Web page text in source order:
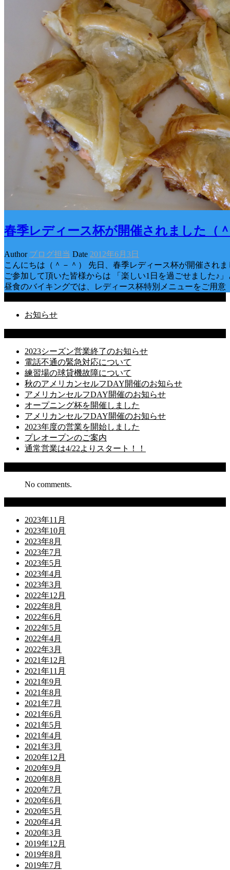
春季レディース杯が開催されました（
Author ブログ担当 Date 2012年6月3日
こんにちは（＾－＾） 先日、春季レディース杯が開催され
ご参加して頂いた皆様からは 「楽しい1日を過ごせました♪
昼食のバイキングでは、レディース杯特別メニューをご用意
お知らせ
2023シーズン営業終了のお知らせ
電話不通の緊急対応について
練習場の球貸機故障について
秋のアメリカンセルフDAY開催のお知らせ
アメリカンセルフDAY開催のお知らせ
オープニング杯を開催しました
アメリカンセルフDAY開催のお知らせ
2023年度の営業を開始しました
プレオープンのご案内
通常営業は4/22よりスタート！！
No comments.
2023年11月
2023年10月
2023年8月
2023年7月
2023年5月
2023年4月
2023年3月
2022年12月
2022年8月
2022年6月
2022年5月
2022年4月
2022年3月
2021年12月
2021年11月
2021年9月
2021年8月
2021年7月
2021年6月
2021年5月
2021年4月
2021年3月
2020年12月
2020年9月
2020年8月
2020年7月
2020年6月
2020年5月
2020年4月
2020年3月
2019年12月
2019年8月
2019年7月